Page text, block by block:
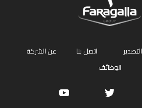
التصدير اتصل بنا
عن الشركة
الوظائف